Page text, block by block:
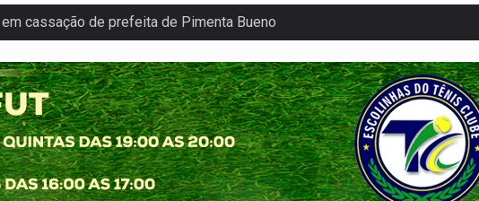
cassação de prefeita de Pimenta Bueno
zero em Rondônia nas eleições de 2026
Show Norte neste sábado
fundamental em Rondônia
operação policial